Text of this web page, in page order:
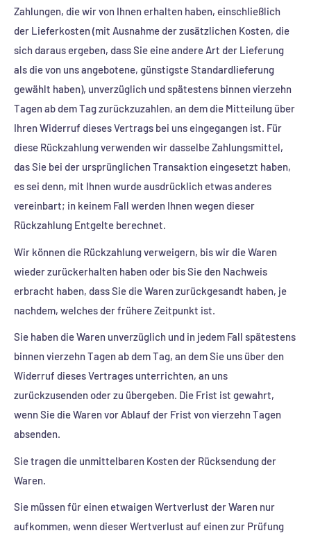
Zahlungen, die wir von Ihnen erhalten haben, einschließlich
der Lieferkosten (mit Ausnahme der zusätzlichen Kosten, die
sich daraus ergeben, dass Sie eine andere Art der Lieferung
als die von uns angebotene, günstigste Standardlieferung
gewählt haben), unverzüglich und spätestens binnen vierzehn
Tagen ab dem Tag zurückzuzahlen, an dem die Mitteilung über
Ihren Widerruf dieses Vertrags bei uns eingegangen ist. Für
diese Rückzahlung verwenden wir dasselbe Zahlungsmittel,
das Sie bei der ursprünglichen Transaktion eingesetzt haben,
es sei denn, mit Ihnen wurde ausdrücklich etwas anderes
vereinbart; in keinem Fall werden Ihnen wegen dieser
Rückzahlung Entgelte berechnet.
Wir können die Rückzahlung verweigern, bis wir die Waren
wieder zurückerhalten haben oder bis Sie den Nachweis
erbracht haben, dass Sie die Waren zurückgesandt haben, je
nachdem, welches der frühere Zeitpunkt ist.
Sie haben die Waren unverzüglich und in jedem Fall spätestens
binnen vierzehn Tagen ab dem Tag, an dem Sie uns über den
Widerruf dieses Vertrages unterrichten, an uns
zurückzusenden oder zu übergeben. Die Frist ist gewahrt,
wenn Sie die Waren vor Ablauf der Frist von vierzehn Tagen
absenden.
Sie tragen die unmittelbaren Kosten der Rücksendung der
Waren.
Sie müssen für einen etwaigen Wertverlust der Waren nur
aufkommen, wenn dieser Wertverlust auf einen zur Prüfung